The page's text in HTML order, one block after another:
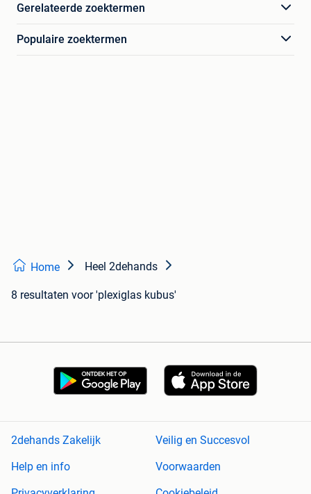
Gerelateerde zoektermen
Populaire zoektermen
Home Heel 2dehands
8 resultaten voor 'plexiglas kubus'
2dehands Zakelijk
Veilig en Succesvol
Help en info
Voorwaarden